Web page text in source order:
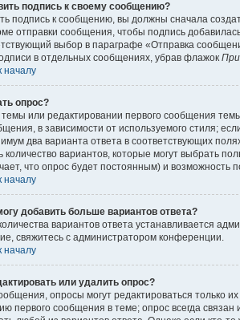
подпись к своему сообщению?
подпись к сообщению, вы должны сначала
отправки сообщения, чтобы подпись
выбор в параграфе «Отправка
в отдельных сообщениях, убрав флажок
началу
опрос?
или редактировании первого сообщения
в зависимости от используемого стиля;
два варианта ответа в соответствующих
количество вариантов, которые могут выбрать
что опрос будет постоянным) и возможность
началу
добавить больше вариантов ответа?
вариантов ответа устанавливается
свяжитесь с администратором конференции.
началу
или удалить опрос?
опросы могут редактироваться
первого сообщения в теме; опрос всегда